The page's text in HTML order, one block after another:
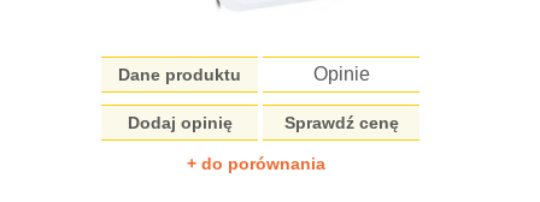
Dane produktu Opinie
Dodaj opinię Sprawdź cenę
+ do porównania